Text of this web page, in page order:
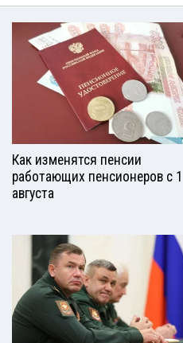
Как изменятся пенсии
работающих пенсионеров с 1
августа